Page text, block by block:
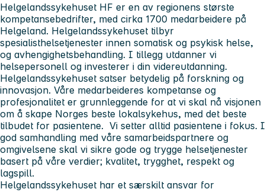
Helgelandssykehuset HF er en av regionens største
kompetansebedrifter, med cirka 1700 medarbeidere på
Helgeland. Helgelandssykehuset tilbyr
spesialisthelsetjenester innen somatisk og psykisk helse,
og avhengighetsbehandling. I tillegg utdanner vi
helsepersonell og investerer i din videreutdanning.
Helgelandssykehuset satser betydelig på forskning og
innovasjon. Våre medarbeideres kompetanse og
profesjonalitet er grunnleggende for at vi skal nå visjonen
om å skape Norges beste lokalsykehus, med det beste
tilbudet for pasientene. Vi setter alltid pasientene i fokus. I
god samhandling med våre samarbeidspartnere og
omgivelsene skal vi sikre gode og trygge helsetjenester
basert på våre verdier; kvalitet, trygghet, respekt og
lagspill.
Helgelandssykehuset har et særskilt ansvar for